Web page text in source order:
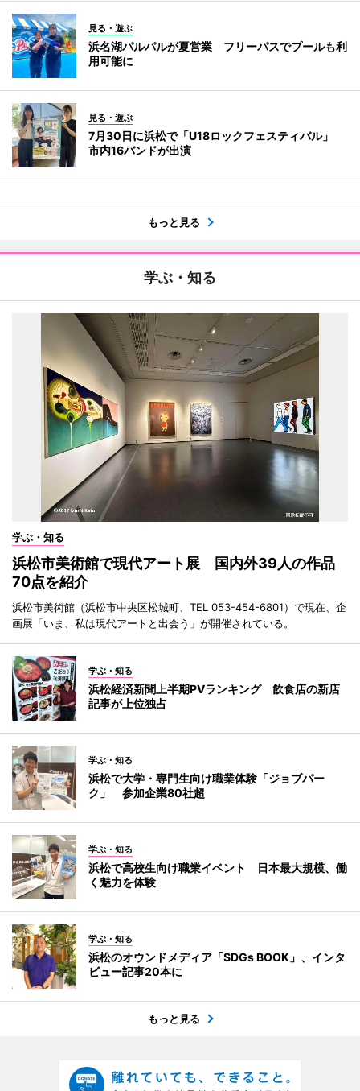
見る・遊ぶ
浜名湖パルパルが夏営業 フリーパスでプールも利
用可能に
見る・遊ぶ
7月30日に浜松で「U18ロックフェスティバル」
市内16バンドが出演
もっと見る
学ぶ・知る
学ぶ・知る
浜松市美術館で現代アート展 国内外39人の作品
70点を紹介
浜松市美術館（浜松市中央区松城町、TEL 053-454-6801）で現在、企
画展「いま、私は現代アートと出会う」が開催されている。
学ぶ・知る
浜松経済新聞上半期PVランキング 飲食店の新店
記事が上位独占
学ぶ・知る
浜松で大学・専門生向け職業体験「ジョブパー
ク」 参加企業80社超
学ぶ・知る
浜松で高校生向け職業イベント 日本最大規模、働
く魅力を体験
学ぶ・知る
浜松のオウンドメディア「SDGs BOOK」、インタ
ビュー記事20本に
もっと見る